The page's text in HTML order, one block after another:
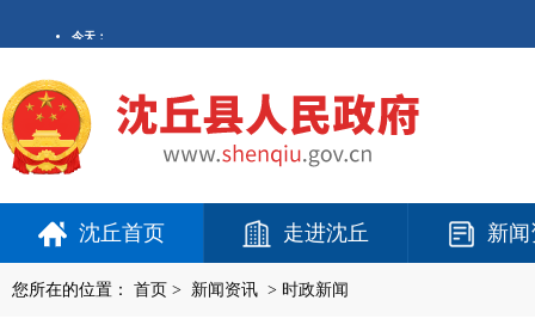
沈丘首页 走进沈丘 新
您所在的位置： 首页 > 新闻资讯 > 时政新闻